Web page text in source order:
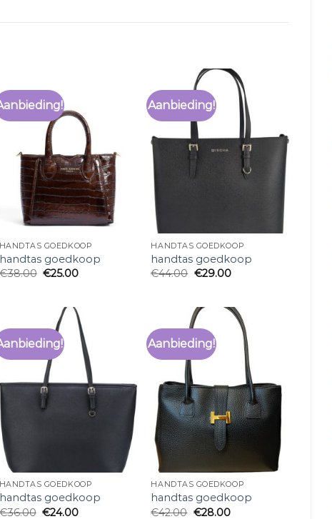
HANDTAS GOEDKOOP
handtas goedkoop
38.00 €25.00
Aanbieding!
HANDTAS GOEDKOOP
handtas goedkoop
€44.00 €29.00
HANDTAS GOEDKOOP
handtas goedkoop
36.00 €24.00
Aanbieding!
HANDTAS GOEDKOOP
handtas goedkoop
€42.00 €28.00